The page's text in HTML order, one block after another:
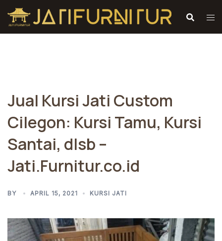
Skip
content
Jual Kursi Jati Custom
Cilegon: Kursi Tamu, Kursi
Santai, dlsb –
Jati.Furnitur.co.id
BY APRIL 15, 2021 KURSI JATI